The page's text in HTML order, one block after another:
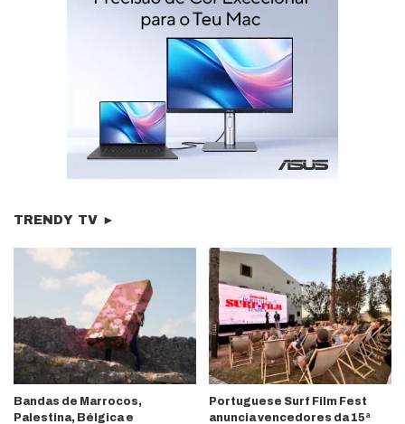
TRENDY TV ►
Bandas de Marrocos,
Palestina, Bélgica e
Portuguese Surf Film Fest
anuncia vencedores da 15ª